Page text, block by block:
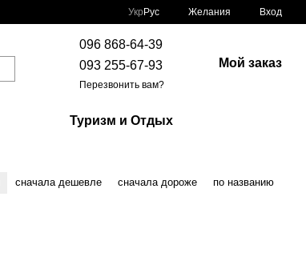
Укр Рус Желания Вход
096 868-64-39
093 255-67-93
Перезвонить вам?
Мой заказ
Туризм и Отдых
сначала дешевле сначала дороже по названию